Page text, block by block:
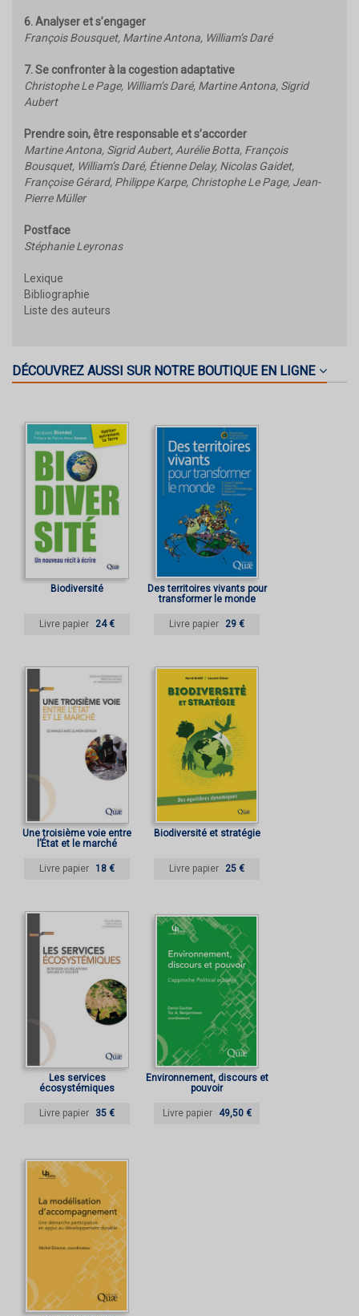
6. Analyser et s’engager
François Bousquet, Martine Antona, William’s Daré
7. Se confronter à la cogestion adaptative
Christophe Le Page, William’s Daré, Martine Antona, Sigrid
Aubert
Prendre soin, être responsable et s’accorder
Martine Antona, Sigrid Aubert, Aurélie Botta, François
Bousquet, William’s Daré, Étienne Delay, Nicolas Gaidet,
Françoise Gérard, Philippe Karpe, Christophe Le Page, Jean-
Pierre Müller
Postface
Stéphanie Leyronas
Lexique
Bibliographie
Liste des auteurs
DÉCOUVREZ AUSSI SUR NOTRE BOUTIQUE EN LIGNE
Biodiversité
Livre papier 24 €
Des territoires vivants pour
transformer le monde
Livre papier 29 €
Une troisième voie entre
l’État et le marché
Livre papier 18 €
Biodiversité et stratégie
Livre papier 25 €
Les services
écosystémiques
Livre papier 35 €
Environnement, discours et
pouvoir
Livre papier 49,50 €